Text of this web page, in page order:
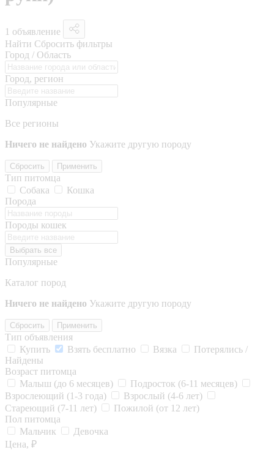
1 объявление
Найти Сбросить фильтры
Город / Область
Город, регион
Популярные
Все регионы
Ничего не найдено Укажите другую породу
Сбросить Применить
Тип питомца
Собака
Кошка
Порода
Породы кошек
Выбрать все
Популярные
Каталог пород
Ничего не найдено Укажите другую породу
Сбросить Применить
Тип объявления
Купить
Взять бесплатно Вязка
Потерялись /
Найдены
Возраст питомца
Малыш (до 6 месяцев)
Подросток (6-11 месяцев)
Взрослеющий (1-3 года)
Взрослый (4-6 лет)
Стареющий (7-11 лет)
Пожилой (от 12 лет)
Пол питомца
Мальчик
Девочка
Цена, ₽